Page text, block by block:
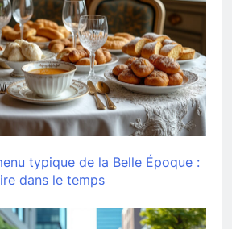
typique de la Belle Époque :
dans le temps